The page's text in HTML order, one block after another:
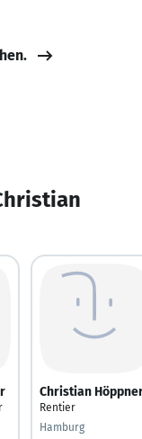
Christian
Rentier
Hamburg